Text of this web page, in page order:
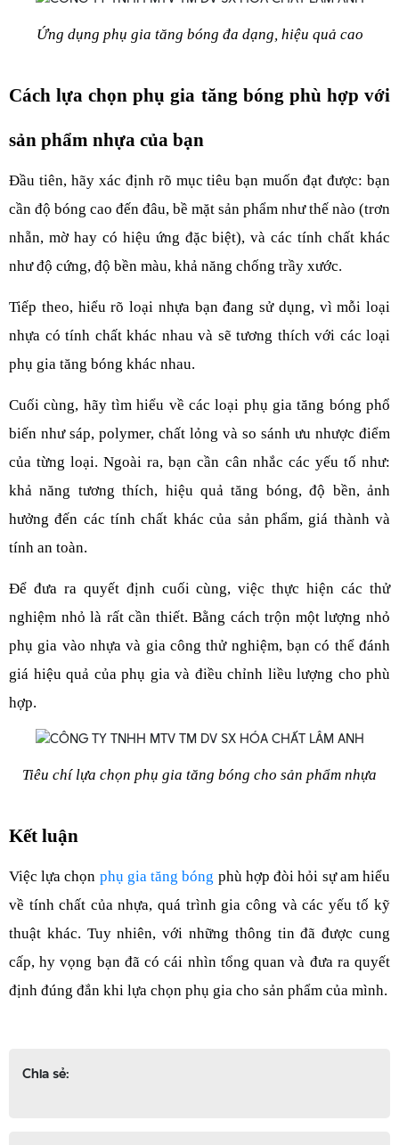
Ứng dụng phụ gia tăng bóng đa dạng, hiệu quả cao
Cách lựa chọn phụ gia tăng bóng phù hợp với
sản phẩm nhựa của bạn
Đầu tiên, hãy xác định rõ mục tiêu bạn muốn đạt được: bạn
cần độ bóng cao đến đâu, bề mặt sản phẩm như thế nào (trơn
nhẵn, mờ hay có hiệu ứng đặc biệt), và các tính chất khác
như độ cứng, độ bền màu, khả năng chống trầy xước.
Tiếp theo, hiểu rõ loại nhựa bạn đang sử dụng, vì mỗi loại
nhựa có tính chất khác nhau và sẽ tương thích với các loại
phụ gia tăng bóng khác nhau.
Cuối cùng, hãy tìm hiểu về các loại phụ gia tăng bóng phổ
biến như sáp, polymer, chất lỏng và so sánh ưu nhược điểm
của từng loại. Ngoài ra, bạn cần cân nhắc các yếu tố như:
khả năng tương thích, hiệu quả tăng bóng, độ bền, ảnh
hưởng đến các tính chất khác của sản phẩm, giá thành và
tính an toàn.
Để đưa ra quyết định cuối cùng, việc thực hiện các thử
nghiệm nhỏ là rất cần thiết. Bằng cách trộn một lượng nhỏ
phụ gia vào nhựa và gia công thử nghiệm, bạn có thể đánh
giá hiệu quả của phụ gia và điều chỉnh liều lượng cho phù
hợp.
Tiêu chí lựa chọn phụ gia tăng bóng cho sản phẩm nhựa
Kết luận
Việc lựa chọn phụ gia tăng bóng phù hợp đòi hỏi sự am hiểu
về tính chất của nhựa, quá trình gia công và các yếu tố kỹ
thuật khác. Tuy nhiên, với những thông tin đã được cung
cấp, hy vọng bạn đã có cái nhìn tổng quan và đưa ra quyết
định đúng đắn khi lựa chọn phụ gia cho sản phẩm của mình.
Chia sẻ: